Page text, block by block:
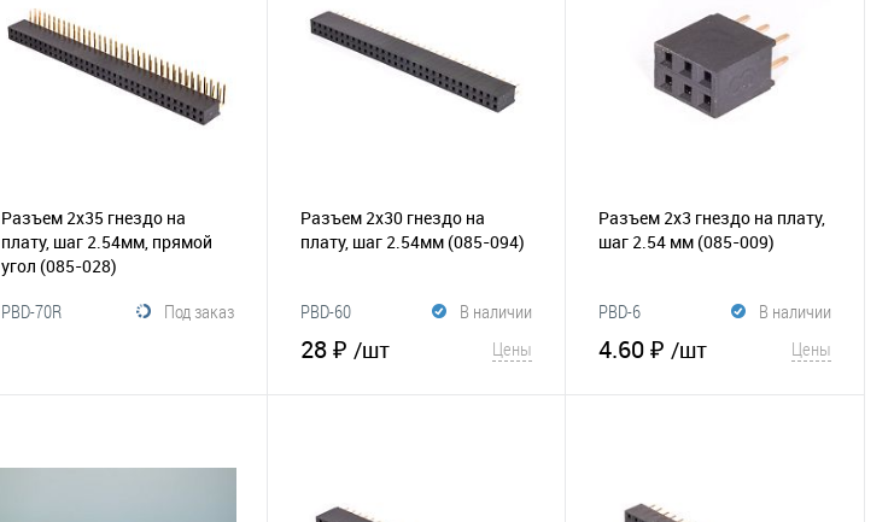
Разъем 2х35 гнездо на
плату, шаг 2.54мм, прямой
угол (085-028)
Под заказ
PBD-70R
Разъем 2х30 гнездо на
плату, шаг 2.54мм (085-094)
В наличии
PBD-60
28 ₽ /шт Цены
Разъем 2х3 гнездо на плату,
шаг 2.54 мм (085-009)
В наличии
PBD-6
4.60 ₽/шт Цены